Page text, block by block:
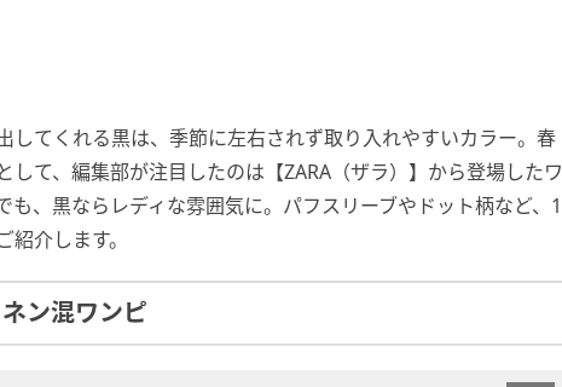
してくれる黒は、季節に左右されず取り入れやすいカラー。春
して、編集部が注目したのは【ZARA（ザラ）】から登場したワ
も、黒ならレディな雰囲気に。パフスリーブやドット柄など、1
介します。
ン混ワンピ